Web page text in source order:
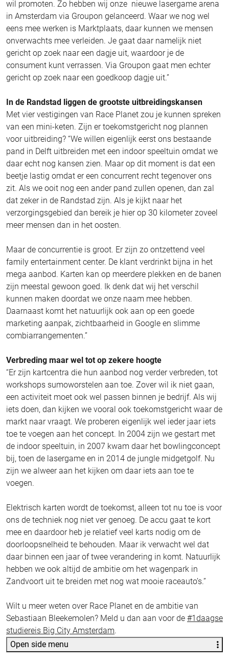
wil promoten. Zo hebben wij onze nieuwe lasergame arena
in Amsterdam via Groupon gelanceerd. Waar we nog wel
eens mee werken is Marktplaats, daar kunnen we mensen
onverwachts mee verleiden. Je gaat daar namelijk niet
gericht op zoek naar een dagje uit, waardoor je de
consument kunt verrassen. Via Groupon gaat men echter
gericht op zoek naar een goedkoop dagje uit.”
In de Randstad liggen de grootste uitbreidingskansen
Met vier vestigingen van Race Planet zou je kunnen spreken
van een mini-keten. Zijn er toekomstgericht nog plannen
voor uitbreiding? “We willen eigenlijk eerst ons bestaande
pand in Delft uitbreiden met een indoor speeltuin omdat we
daar echt nog kansen zien. Maar op dit moment is dat een
beetje lastig omdat er een concurrent recht tegenover ons
zit. Als we ooit nog een ander pand zullen openen, dan zal
dat zeker in de Randstad zijn. Als je kijkt naar het
verzorgingsgebied dan bereik je hier op 30 kilometer zoveel
meer mensen dan in het oosten.
Maar de concurrentie is groot. Er zijn zo ontzettend veel
family entertainment center. De klant verdrinkt bijna in het
mega aanbod. Karten kan op meerdere plekken en de banen
zijn meestal gewoon goed. Ik denk dat wij het verschil
kunnen maken doordat we onze naam mee hebben.
Daarnaast komt het natuurlijk ook aan op een goede
marketing aanpak, zichtbaarheid in Google en slimme
combiarrangementen.”
Verbreding maar wel tot op zekere hoogte
“Er zijn kartcentra die hun aanbod nog verder verbreden, tot
workshops sumoworstelen aan toe. Zover wil ik niet gaan,
een activiteit moet ook wel passen binnen je bedrijf. Als wij
iets doen, dan kijken we vooral ook toekomstgericht waar de
markt naar vraagt. We proberen eigenlijk wel ieder jaar iets
toe te voegen aan het concept. In 2004 zijn we gestart met
de indoor speeltuin, in 2007 kwam daar het bowlingconcept
bij, toen de lasergame en in 2014 de jungle midgetgolf. Nu
zijn we alweer aan het kijken om daar iets aan toe te
voegen.
Elektrisch karten wordt de toekomst, alleen tot nu toe is voor
ons de techniek nog niet ver genoeg. De accu gaat te kort
mee en daardoor heb je relatief veel karts nodig om de
doorloopsnelheid te behouden. Maar ik verwacht wel dat
daar binnen een jaar of twee verandering in komt. Natuurlijk
hebben we ook altijd de ambitie om het wagenpark in
Zandvoort uit te breiden met nog wat mooie raceauto’s.”
Wilt u meer weten over Race Planet en de ambitie van
Sebastiaan Bleekemolen? Meld u dan aan voor de #1daagse
studiereis Big City Amsterdam.
Open side menu